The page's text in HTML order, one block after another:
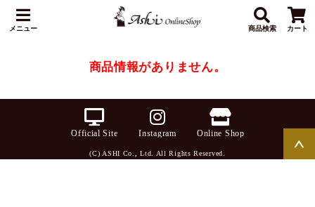
メニュー 商品検索 カート
商品情報がありません。
Official Site Instagram Online Shop
(C) ASHI Co., Ltd. All Rights Reserved.